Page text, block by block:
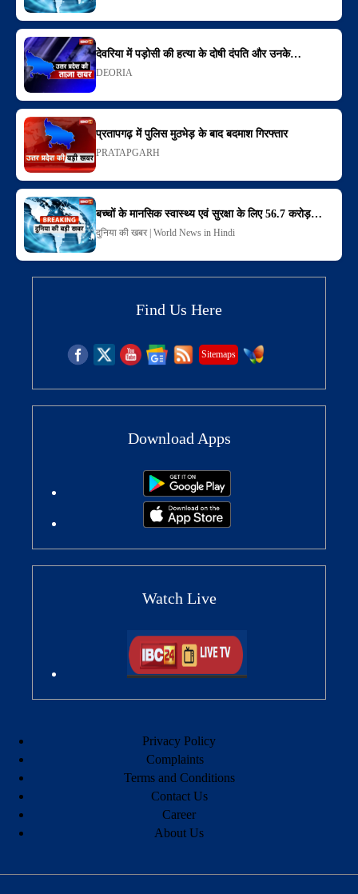
देवरिया में पड़ोसी की हत्या के दोषी दंपति और उनके…
DEORIA
प्रतापगढ़ में पुलिस मुठभेड़ के बाद बदमाश गिरफ्तार
PRATAPGARH
बच्चों के मानसिक स्वास्थ्य एवं सुरक्षा के लिए 56.7 करोड़…
दुनिया की खबर | World News in Hindi
Find Us Here
Sitemaps
Download Apps
Watch Live
Privacy Policy
Complaints
Terms and Conditions
Contact Us
Career
About Us